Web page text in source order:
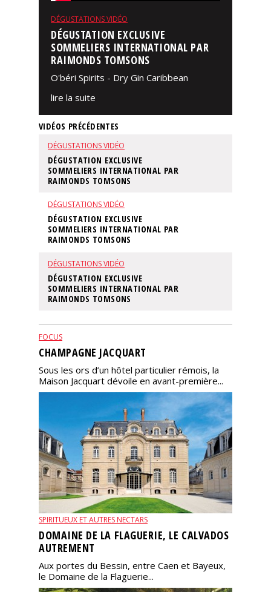
DÉGUSTATIONS VIDÉO
DÉGUSTATION EXCLUSIVE
SOMMELIERS INTERNATIONAL PAR
RAIMONDS TOMSONS
O'béri Spirits - Dry Gin Caribbean
lire la suite
VIDÉOS PRÉCÉDENTES
DÉGUSTATIONS VIDÉO
DÉGUSTATION EXCLUSIVE
SOMMELIERS INTERNATIONAL PAR
RAIMONDS TOMSONS
DÉGUSTATIONS VIDÉO
DÉGUSTATION EXCLUSIVE
SOMMELIERS INTERNATIONAL PAR
RAIMONDS TOMSONS
DÉGUSTATIONS VIDÉO
DÉGUSTATION EXCLUSIVE
SOMMELIERS INTERNATIONAL PAR
RAIMONDS TOMSONS
FOCUS
CHAMPAGNE JACQUART
Sous les ors d’un hôtel particulier rémois, la
Maison Jacquart dévoile en avant-première...
SPIRITUEUX ET AUTRES NECTARS
DOMAINE DE LA FLAGUERIE, LE CALVADOS
AUTREMENT
Aux portes du Bessin, entre Caen et Bayeux,
le Domaine de la Flaguerie...